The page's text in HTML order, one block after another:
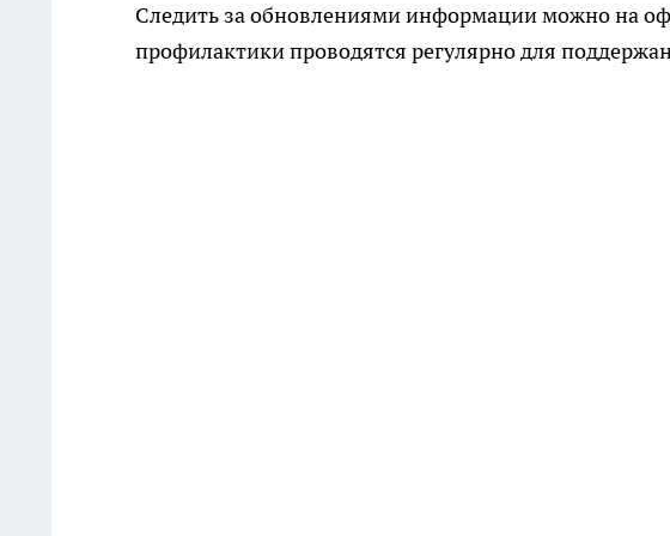
Следить за обновлениями информации можно на
профилактики проводятся регулярно для